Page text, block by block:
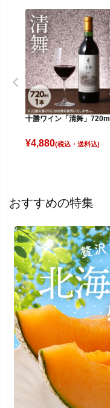
十勝ワイン「清舞」720ml
¥4,880(税込)
おすすめの特集